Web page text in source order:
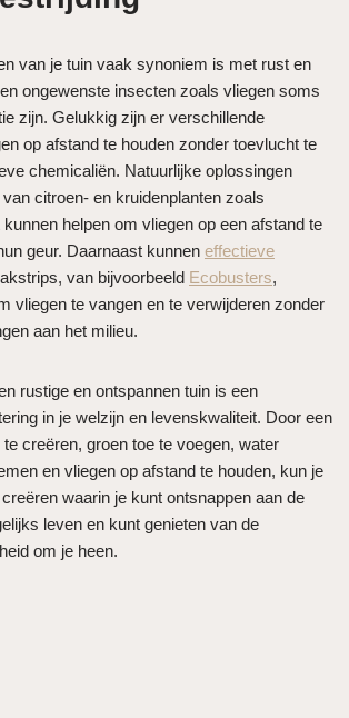
van je tuin vaak synoniem is met rust en
ongewenste insecten zoals vliegen soms
zijn. Gelukkig zijn er verschillende
op afstand te houden zonder toevlucht te
chemicaliën. Natuurlijke oplossingen
citroen- en kruidenplanten zoals
helpen om vliegen op een afstand te
geur. Daarnaast kunnen effectieve
van bijvoorbeeld Ecobusters,
vliegen te vangen en te verwijderen zonder
aan het milieu.
rustige en ontspannen tuin is een
in je welzijn en levenskwaliteit. Door een
creëren, groen toe te voegen, water
en vliegen op afstand te houden, kun je
waarin je kunt ontsnappen aan de
leven en kunt genieten van de
om je heen.